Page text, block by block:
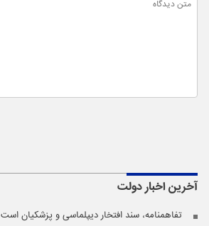
آخرین اخباردولت
تفاهمنامه، سند افتخار دیپلماسی و پزشکیان است